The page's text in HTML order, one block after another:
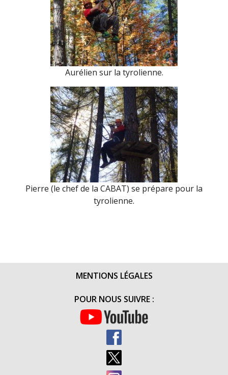
Aurélien sur la tyrolienne.
Pierre (le chef de la CABAT) se prépare pour la
tyrolienne.
MENTIONS LÉGALES
POUR NOUS SUIVRE :